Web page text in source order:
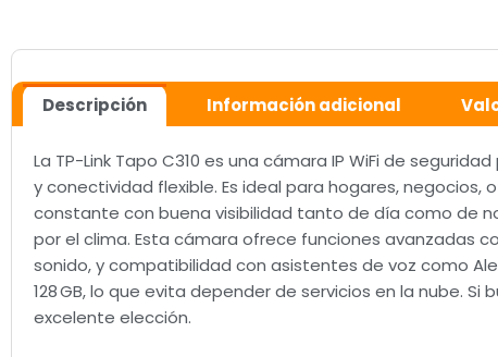
Descripción Información adicional
La TP-Link Tapo C310 es una cámara IP WiFi de
y conectividad flexible. Es ideal para hogares,
constante con buena visibilidad tanto de día como de
por el clima. Esta cámara ofrece funciones avanzadas
sonido, y compatibilidad con asistentes de voz como
128 GB, lo que evita depender de servicios en la nube.
excelente elección.